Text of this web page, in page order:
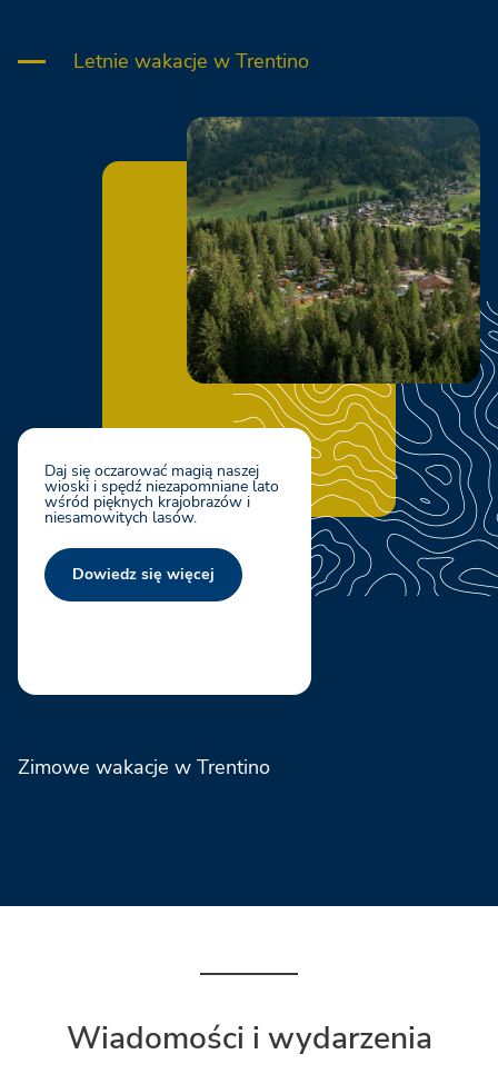
Letnie wakacje w Trentino
Daj się oczarować magią naszej
wioski i spędź niezapomniane lato
wśród pięknych krajobrazów i
niesamowitych lasów.
Dowiedz się więcej
Zimowe wakacje w Trentino
Wiadomości i wydarzenia